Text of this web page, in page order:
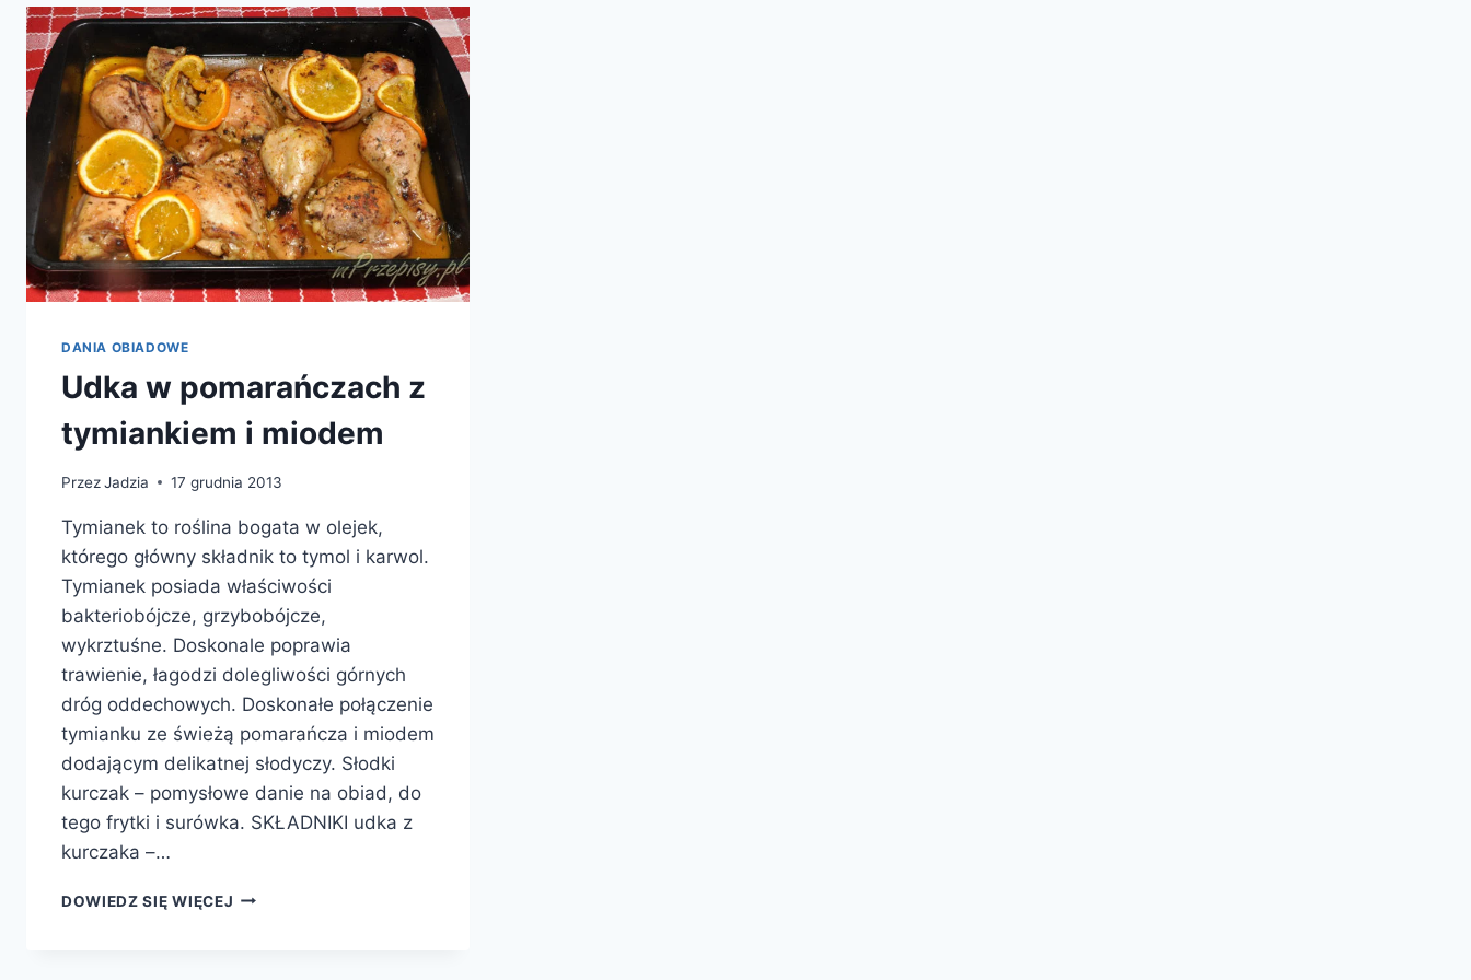
DANIA OBIADOWE
Udka w pomarańczach z
tymiankiem i miodem
PrzezJadzia 17 grudnia 2013
Tymianek to roślina bogata w olejek,
którego główny składnik to tymol i karwol.
Tymianek posiada właściwości
bakteriobójcze, grzybobójcze,
wykrztuśne. Doskonale poprawia
trawienie, łagodzi dolegliwości górnych
dróg oddechowych. Doskonałe połączenie
tymianku ze świeżą pomarańcza i miodem
dodającym delikatnej słodyczy. Słodki
kurczak – pomysłowe danie na obiad, do
tego frytki i surówka. SKŁADNIKI udka z
kurczaka –…
DOWIEDZ SIĘ WIĘCEJ UDKA